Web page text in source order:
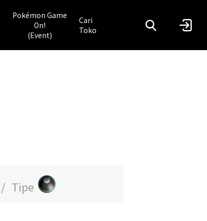
Pokémon Game
On!
(Event)
Cari
Toko
/ Tipe